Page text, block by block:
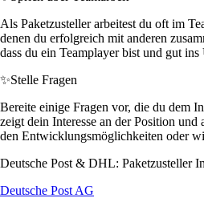
Als Paketzusteller arbeitest du oft im
denen du erfolgreich mit anderen
dass du ein Teamplayer bist und gut ins
✨Stelle Fragen
Bereite einige Fragen vor, die du dem
zeigt dein Interesse an der Position und
den Entwicklungsmöglichkeiten oder
Deutsche Post & DHL: Paketzusteller
Deutsche Post AG